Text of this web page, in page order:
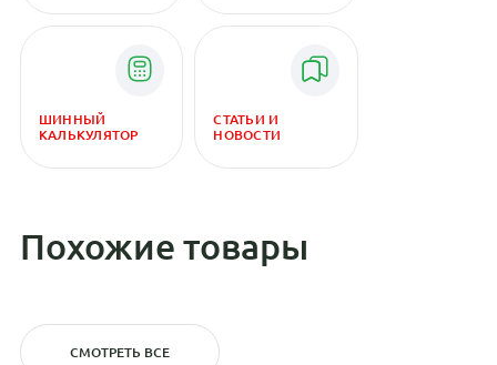
ШИННЫЙ
КАЛЬКУЛЯТОР
СТАТЬИ И
НОВОСТИ
Похожие товары
СМОТРЕТЬ ВСЕ